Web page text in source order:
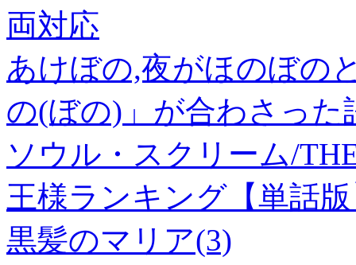
両対応
あけぼの,夜がほのぼの
の(ぼの)」が合わさった
ソウル・スクリーム/
王様ランキング【単話
黒髪のマリア(3)